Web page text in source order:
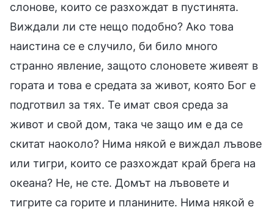
слонове, които се разхождат в пустинята.
Виждали ли сте нещо подобно? Ако това
наистина се е случило, би било много
странно явление, защото слоновете живеят в
гората и това е средата за живот, която Бог е
подготвил за тях. Те имат своя среда за
живот и свой дом, така че защо им е да се
скитат наоколо? Нима някой е виждал лъвове
или тигри, които се разхождат край брега на
океана? Не, не сте. Домът на лъвовете и
тигрите са горите и планините. Нима някой е